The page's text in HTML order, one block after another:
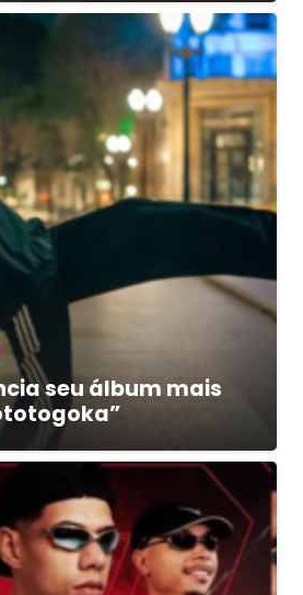
seu álbum mais